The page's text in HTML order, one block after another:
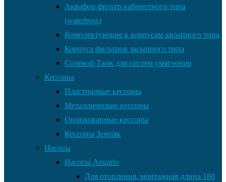
Аквафор фильтр кабинетного типа
(waterboss)
Комплектующие к корпусам засыпного типа
Корпуса фильтров засыпного типа
Солевой Танк для систем умягчения
Кессоны
Пластиковые кессоны
Металлические кессоны
Оцинкованные кессоны
Кессоны Земляк
Насосы
Насосы Aquario
Для отопления, монтажная длина 180